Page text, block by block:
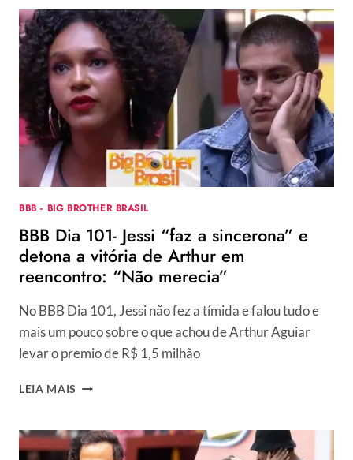
REENCONTRO,
ARTHUR
AGUIAR
PREFERE
DORMIR
E
CRITICA
COLEGAS:
“MUITA
FALSIDADE”
BBB - BIG BROTHER BRASIL
BBB Dia 101- Jessi “faz a sincerona” e
detona a vitória de Arthur em
reencontro: “Não merecia”
No BBB Dia 101, Jessi não fez a tímida e falou tudo e
mais um pouco sobre o que achou de Arthur Aguiar
levar o premio de R$ 1,5 milhão
LEIA MAIS BBB
JESSI
“FAZ